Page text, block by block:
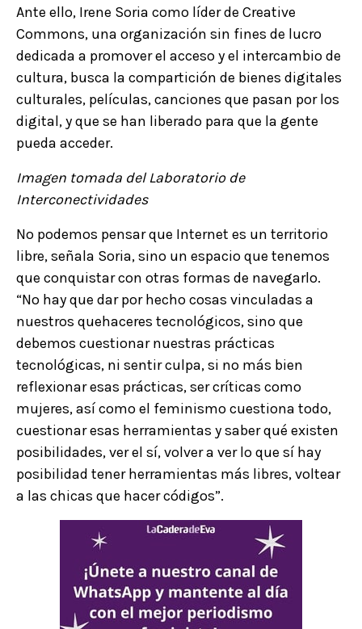
Ante ello, Irene Soria como líder de Creative
Commons, una organización sin fines de lucro
dedicada a promover el acceso y el intercambio de
cultura, busca la compartición de bienes digitales
culturales, películas, canciones que pasan por los
digital, y que se han liberado para que la gente
pueda acceder.
Imagen tomada del Laboratorio de
Interconectividades
No podemos pensar que Internet es un territorio
libre, señala Soria, sino un espacio que tenemos
que conquistar con otras formas de navegarlo.
“No hay que dar por hecho cosas vinculadas a
nuestros quehaceres tecnológicos, sino que
debemos cuestionar nuestras prácticas
tecnológicas, ni sentir culpa, si no más bien
reflexionar esas prácticas, ser críticas como
mujeres, así como el feminismo cuestiona todo,
cuestionar esas herramientas y saber qué existen
posibilidades, ver el sí, volver a ver lo que sí hay
posibilidad tener herramientas más libres, voltear
a las chicas que hacer códigos”.